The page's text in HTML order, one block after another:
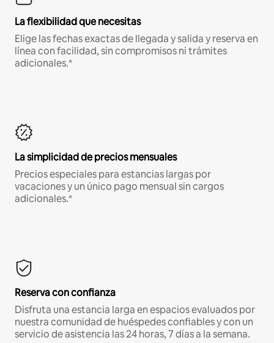
La flexibilidad que necesitas
Elige las fechas exactas de llegada y salida y reserva en
línea con facilidad, sin compromisos ni trámites
adicionales.*
La simplicidad de precios mensuales
Precios especiales para estancias largas por
vacaciones y un único pago mensual sin cargos
adicionales.*
Reserva con confianza
Disfruta una estancia larga en espacios evaluados por
nuestra comunidad de huéspedes confiables y con un
servicio de asistencia las 24 horas, 7 días a la semana.